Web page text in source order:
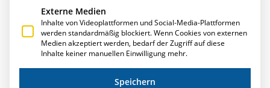
Auch in diesem Jahr unterstützt Thomas Annies,
Geschäftsführender Gesellschafter der T.A.Project GmbH,
erneut die Duale Hochschule Baden-Württemberg (DHBW)
regelmäßige
Externe Medien
Inhalte von Videoplattformen und Social-Media-Plattformen
werden standardmäßig blockiert. Wenn Cookies von externen
Medien akzeptiert werden, bedarf der Zugriff auf diese
Inhalte keiner manuellen Einwilligung mehr.
Speichern